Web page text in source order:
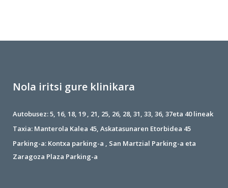
Nola iritsi gure klinikara
Autobusez: 5, 16, 18, 19 , 21, 25, 26, 28, 31, 33, 36, 37eta 40 lineak
Taxia: Manterola Kalea 45, Askatasunaren Etorbidea 45
Parking-a: Kontxa parking-a , San Martzial Parking-a eta
Zaragoza Plaza Parking-a